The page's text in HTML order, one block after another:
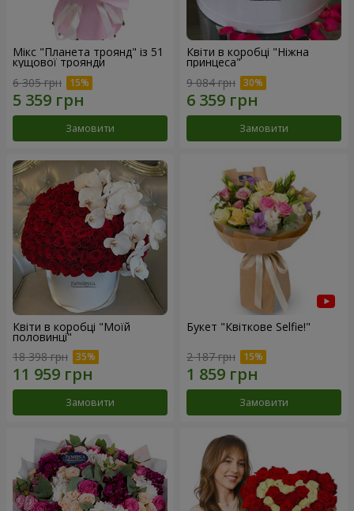
Мікс "Планета троянд" із 51
кущової троянди
6 305 грн
Замовити
Квіти в коробці "Ніжна
принцеса"
9 084 грн
Замовити
Квіти в коробці "Моїй
половинці"
18 398 грн
Замовити
Букет "Квіткове Selfie!"
2 187 грн
Замовити